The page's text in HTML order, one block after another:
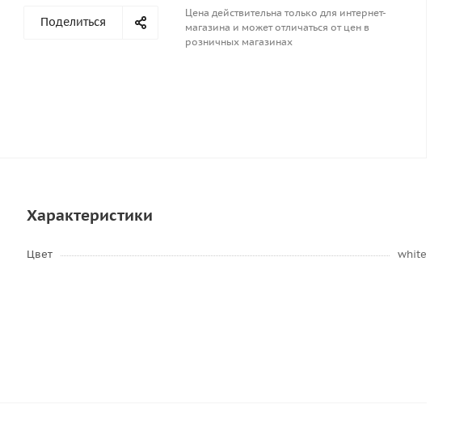
Поделиться
Цена действительна только для интернет-
магазина и может отличаться от цен в
розничных магазинах
Характеристики
Цвет white